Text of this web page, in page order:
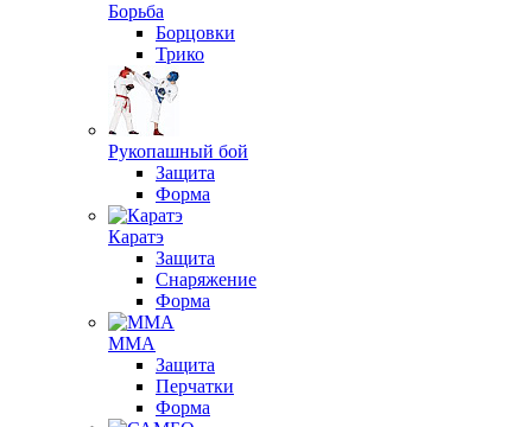
Борьба
Борцовки
Трико
Рукопашный бой
Защита
Форма
Каратэ
Защита
Снаряжение
Форма
ММА
Защита
Перчатки
Форма